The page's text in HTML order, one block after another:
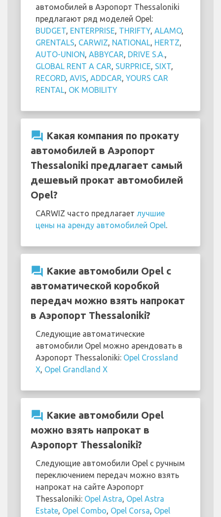
автомобилей в Аэропорт Thessaloniki
предлагают ряд моделей Opel:
BUDGET ENTERPRISE THRIFTY, ALAMO,
GRENTALS CARWIZ NATIONAL HERTZ
AUTO-UNION ABBYCAR DRIVE S.A.
GLOBAL RENT A CAR SURPRICE SIXT
RECORD AVIS ADDCAR YOURS CAR
RENTAL
OK MOBILITY
question_answer Какая компания по прокату
автомобилей в Аэропорт
Thessaloniki предлагает самый
дешевый прокат автомобилей
Opel?
CARWIZ часто предлагает лучшие
цены на аренду автомобилей Opel
question_answer Какие автомобили Opel с
автоматической коробкой
передач можно взять напрокат
в Аэропорт Thessaloniki?
Следующие автоматические
автомобили Opel можно арендовать в
Аэропорт Thessaloniki: Opel Crossland
X Opel Grandland X
question_answer Какие автомобили Opel
можно взять напрокат в
Аэропорт Thessaloniki?
Следующие автомобили Opel с ручным
переключением передач можно взять
напрокат на сайте Аэропорт
Thessaloniki: Opel Astra Opel Astra
Estate Opel Combo Opel Corsa Opel